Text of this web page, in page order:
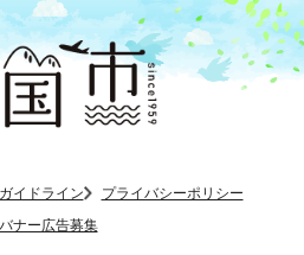
イドライン
プライバシーポリシー
バナー広告募集